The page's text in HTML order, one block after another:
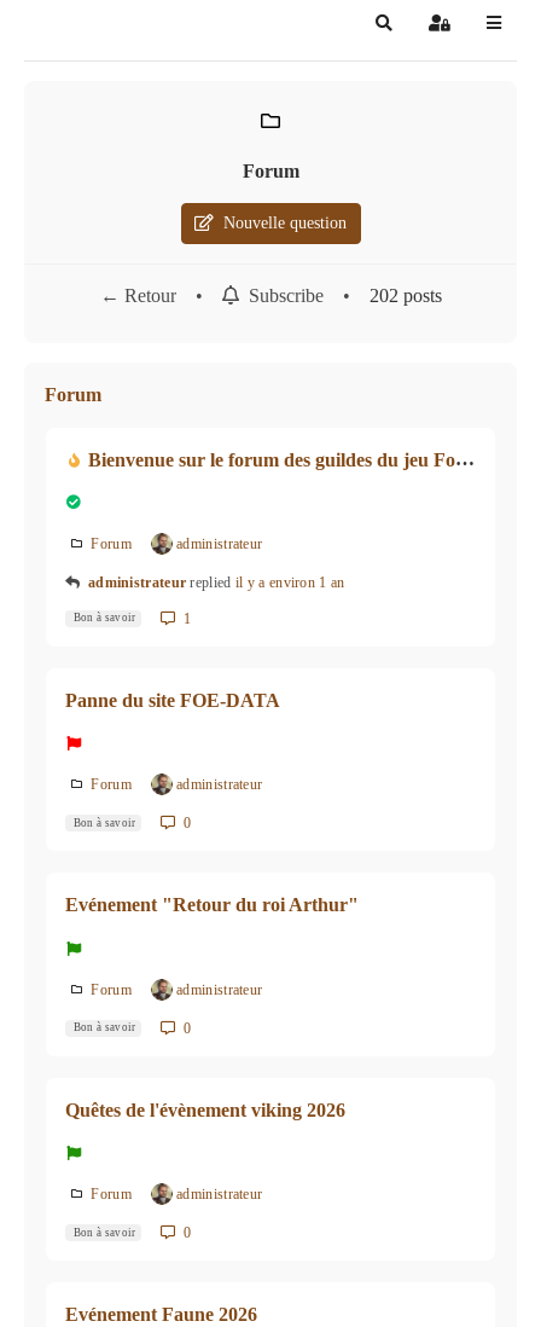
SearchSign In
Forum
Nouvelle question
← Retour • Subscribe • 202 posts
Forum
Bienvenue sur le forum des guildes du jeu Forge Of Empires
Forum administrateur
administrateur replied il y a environ 1 an
Bon à savoir 1
Panne du site FOE-DATA
Forum administrateur
Bon à savoir 0
Evénement "Retour du roi Arthur"
Forum administrateur
Bon à savoir 0
Quêtes de l'évènement viking 2026
Forum administrateur
Bon à savoir 0
Evénement Faune 2026